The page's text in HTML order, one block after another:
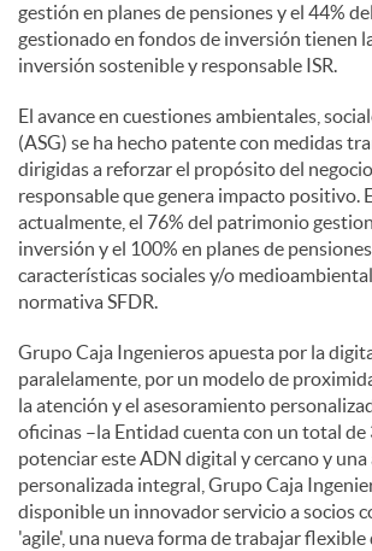
gestión en planes de pensiones y el 44%
gestionado en fondos de inversión tienen
inversión sostenible y responsable ISR.
El avance en cuestiones ambientales,
(ASG) se ha hecho patente con medidas
dirigidas a reforzar el propósito del
responsable que genera impacto positivo.
actualmente, el 76% del patrimonio
inversión y el 100% en planes de
características sociales y/o
normativa SFDR.
Grupo Caja Ingenieros apuesta por la
paralelamente, por un modelo de
la atención y el asesoramiento
oficinas –la Entidad cuenta con un total de
potenciar este ADN digital y cercano y
personalizada integral, Grupo Caja
disponible un innovador servicio a socios
'agile', una nueva forma de trabajar